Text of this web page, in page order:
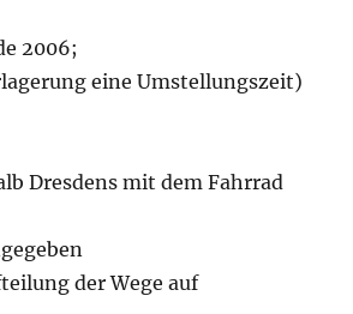
2006;
eine Umstellungszeit)
Dresdens mit dem Fahrrad
der Wege auf